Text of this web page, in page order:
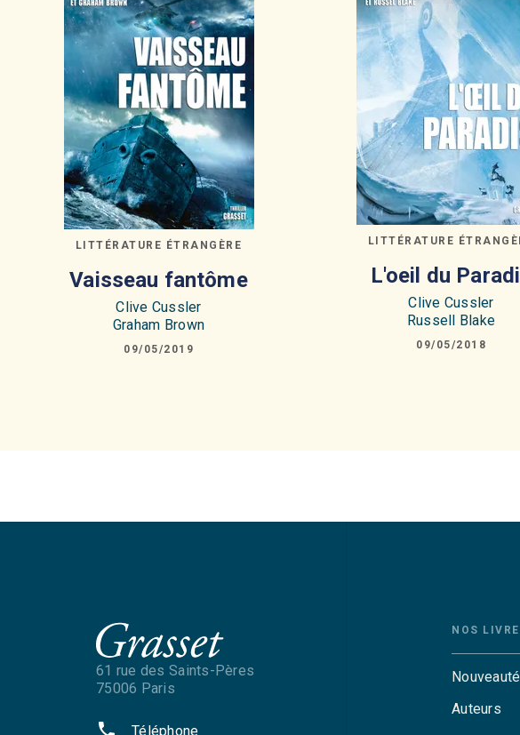
LITTÉRATURE ÉTRANGÈRE
Vaisseau fantôme
Clive Cussler
Graham Brown
09/05/2019
LITTÉRATURE
L'oeil du
Clive Cussler
Russell Blake
09/05/2018
61 rue des Saints-Pères
75006 Paris
phone Téléphone
NOS
Auteurs